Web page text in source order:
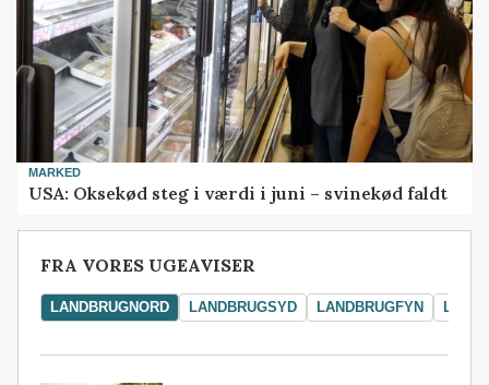
MARKED
USA: Oksekød steg i værdi i juni – svinekød faldt
FRA VORES UGEAVISER
LANDBRUGNORD LANDBRUGSYD LANDBRUGFYN